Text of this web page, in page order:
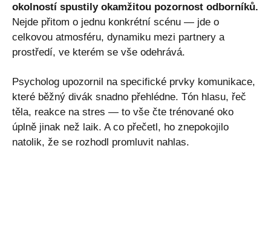
okolností spustily okamžitou pozornost odborníků.
Nejde přitom o jednu konkrétní scénu — jde o
celkovou atmosféru, dynamiku mezi partnery a
prostředí, ve kterém se vše odehrává.
Psycholog upozornil na specifické prvky komunikace,
které běžný divák snadno přehlédne. Tón hlasu, řeč
těla, reakce na stres — to vše čte trénované oko
úplně jinak než laik. A co přečetl, ho znepokojilo
natolik, že se rozhodl promluvit nahlas.